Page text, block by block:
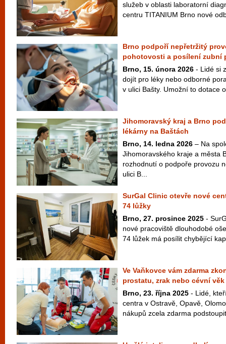
služeb v oblasti laboratorní
centru TITANIUM Brno nové
Brno podpoří nepřetržitý
pohotovosti a posílení zubní
Brno, 15. února 2026 - Lidé si
dojít pro léky nebo odborné
v ulici Bašty. Umožní to dotace
Jihomoravský kraj a Brno
lékárny na Baštách
Brno, 14. ledna 2026 – Na
Jihomoravského kraje a města
rozhodnutí o podpoře provozu
ulici B...
SurGal Clinic otevře nové
74 lůžky
Brno, 27. prosince 2025 -
nové pracoviště dlouhodobé
74 lůžek má posílit chybějící
Ve Vaňkovce vám zdarma
prostatu, zrak nebo cévní věk
Brno, 23. října 2025 - Lidé,
centra v Ostravě, Opavě,
nákupů zcela zdarma